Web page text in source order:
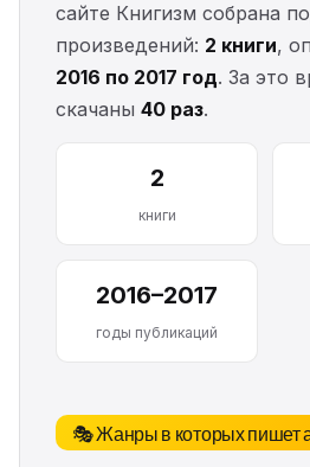
сайте Книгизм собрана
произведений: 2 книги,
2016 по 2017 год. За это
скачаны 40 раз.
2
книги
2016–2017
годы публикаций
🎭 Жанры в которых пишет